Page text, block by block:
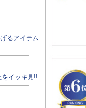
るアイテム
をイッキ見!!